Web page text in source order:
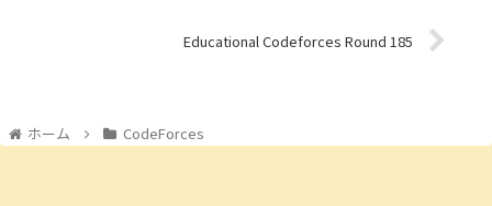
Educational Codeforces Round 185
ホーム CodeForces